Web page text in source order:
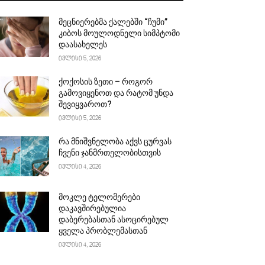
მეცნიერებმა ქალებში “ჩუმი”
კიბოს მოულოდნელი სიმპტომი
დაასახელეს
ივლისი 5, 2026
ქოქოსის ზეთი – როგორ
გამოვიყენოთ და რატომ უნდა
შევიყვაროთ?
ივლისი 5, 2026
რა მნიშვნელობა აქვს ცურვას
ჩვენი ჯანმრთელობისთვის
ივლისი 4, 2026
მოკლე ტელომერები
დაკავშირებულია
დაბერებასთან ასოცირებულ
ყველა პრობლემასთან
ივლისი 4, 2026